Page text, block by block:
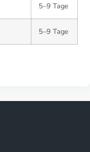
5–9 Tage
5–9 Tage